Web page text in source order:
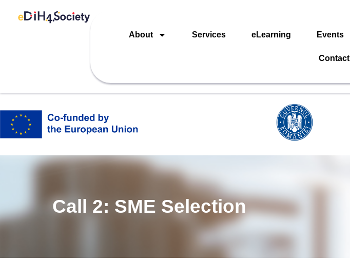
About Services eLearning Events
Contact
Call 2: SME Selection